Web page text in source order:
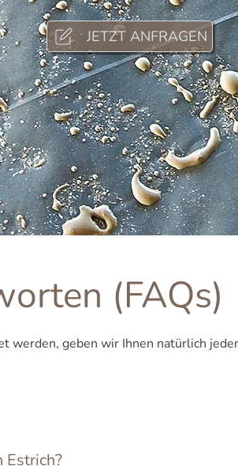
JETZT ANFRAGEN
(FAQs)
werden, geben wir Ihnen natürlich
Estrich?